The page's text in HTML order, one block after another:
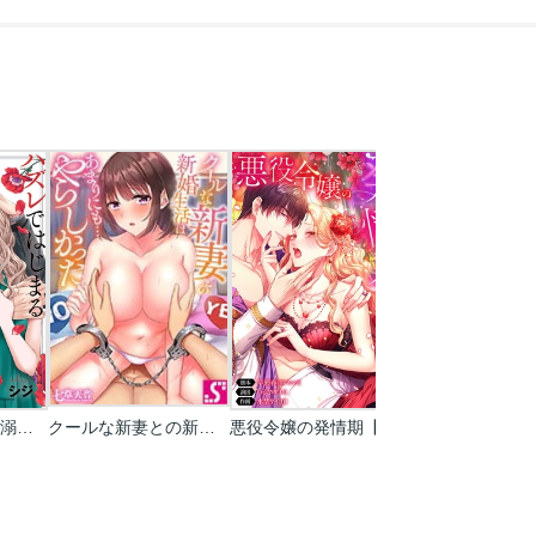
ハズレではじまる溺愛人生～仕組まれた恋の相手はハイスぺ社長 クールな新妻との新婚生活はあまりにも…やらしかった